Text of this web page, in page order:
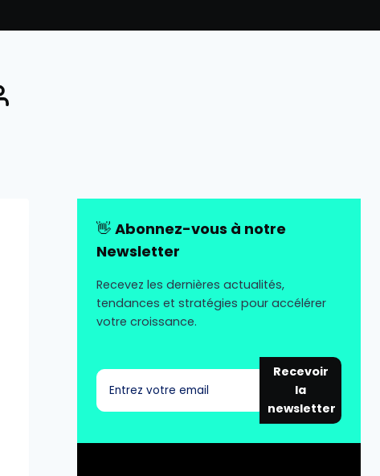
👋 Abonnez-vous à notre
Newsletter
Recevez les dernières actualités,
tendances et stratégies pour accélérer
votre croissance.
Recevoir
la
newsletter